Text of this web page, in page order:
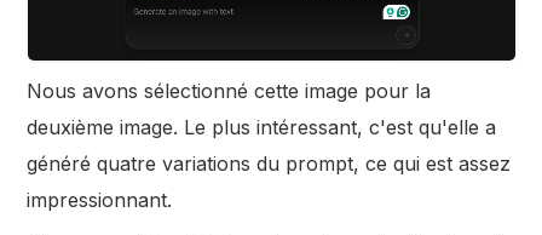
Nous avons sélectionné cette image pour la
deuxième image. Le plus intéressant, c'est qu'elle a
généré quatre variations du prompt, ce qui est assez
impressionnant.